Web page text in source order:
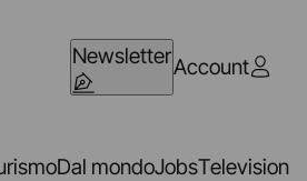
NewsletterAccount
Dal mondoJobsTelevision